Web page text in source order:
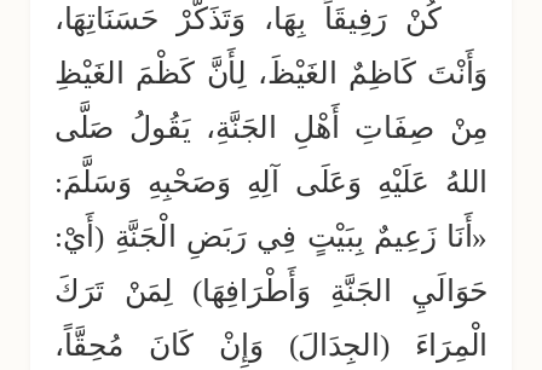
كُنْ رَفِيقَاً بِهَا، وَتَذَكَّرْ حَسَنَاتِهَا،
وَأَنْتَ كَاظِمٌ الغَيْظَ، لِأَنَّ كَظْمَ الغَيْظِ
مِنْ صِفَاتِ أَهْلِ الجَنَّةِ، يَقُولُ صَلَّى
اللهُ عَلَيْهِ وَعَلَى آلِهِ وَصَحْبِهِ وَسَلَّمَ:
«أَنَا زَعِيمٌ بِبَيْتٍ فِي رَبَضِ الْجَنَّةِ (أَيْ:
حَوَالَيِ الجَنَّةِ وَأَطْرَافِهَا) لِمَنْ تَرَكَ
الْمِرَاءَ (الجِدَالَ) وَإِنْ كَانَ مُحِقَّاً،